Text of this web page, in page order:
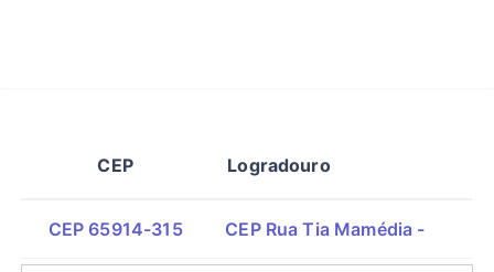
CEP Logradouro
CEP 65914-315 CEP Rua Tia Mamédia -